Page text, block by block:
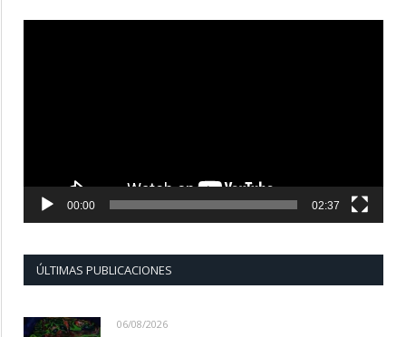
00:00 02:37
ÚLTIMAS PUBLICACIONES
06/08/2026